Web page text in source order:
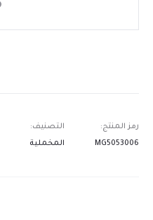
رمز المنتج:
MG5053006
التصنيف:
المخملية